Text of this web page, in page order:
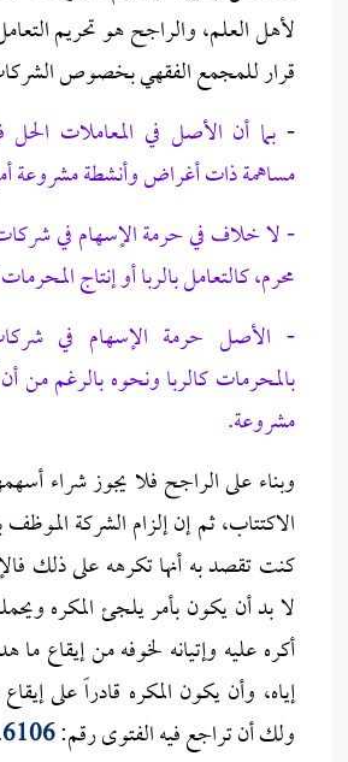
لأهل العلم، والراجح هو تحريم
قرار للمجمع الفقهي بخصوص
- بما أن الأصل في المعاملات
مساهمة ذات أغراض وأنشطة مشروعة
- لا خلاف في حرمة الإسهام في
محرم، كالتعامل بالربا أو إنتاج
- الأصل حرمة الإسهام في
بالمحرمات كالربا ونحوه بالرغم من
مشروعة.
وبناء على الراجح فلا يجوز شراء
الاكتتاب، ثم إن إلزام الشركة
كنت تقصد به أنها تكرهه على ذلك
لا بد أن يكون بأمر يلجئ المكره
أكره عليه وإتيانه لخوفه من إيقاع ما
إياه، وأن يكون المكره قادراً على
ولك أن تراجع فيه الفتوى رقم:6106